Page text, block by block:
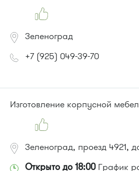
Зеленоград
+7 (925) 049-39-70
Изготовление корпусной
Зеленоград, проезд 4921,
Открыто до 18:00График